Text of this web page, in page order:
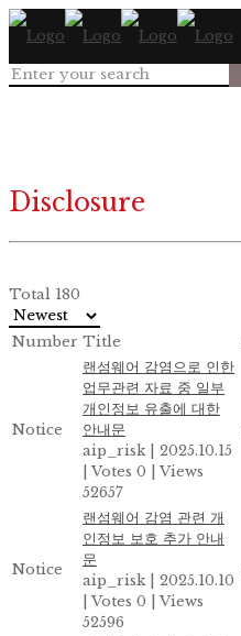
Disclosure
Total 180
Number Title
Notice
랜섬웨어 감염으로 인한
업무관련 자료 중 일부
개인정보 유출에 대한
안내문
aip_risk
2025.10.15
Votes 0
Views
52657
Notice
랜섬웨어 감염 관련 개
인정보 보호 추가 안내
문
aip_risk
2025.10.10
Votes 0
Views
52596